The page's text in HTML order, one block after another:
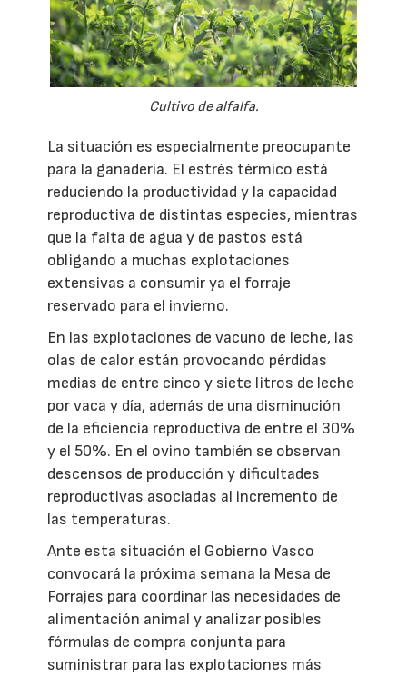
Cultivo de alfalfa.
La situación es especialmente preocupante
para la ganadería. El estrés térmico está
reduciendo la productividad y la capacidad
reproductiva de distintas especies, mientras
que la falta de agua y de pastos está
obligando a muchas explotaciones
extensivas a consumir ya el forraje
reservado para el invierno.
En las explotaciones de vacuno de leche, las
olas de calor están provocando pérdidas
medias de entre cinco y siete litros de leche
por vaca y día, además de una disminución
de la eficiencia reproductiva de entre el 30%
y el 50%. En el ovino también se observan
descensos de producción y dificultades
reproductivas asociadas al incremento de
las temperaturas.
Ante esta situación el Gobierno Vasco
convocará la próxima semana la Mesa de
Forrajes para coordinar las necesidades de
alimentación animal y analizar posibles
fórmulas de compra conjunta para
suministrar para las explotaciones más